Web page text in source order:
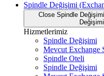
Spindle Değişimi
Close Spindle
Hizmetlerimiz
Spindle Değişimi
Mevcut Exchange
Spindle Oteli
Spindle Değişimi